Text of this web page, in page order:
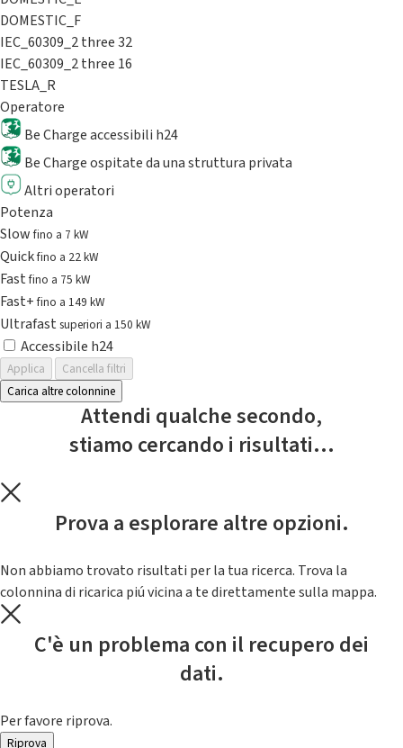
DOMESTIC_F
IEC_60309_2 three 32
IEC_60309_2 three 16
TESLA_R
Operatore
Be Charge accessibili h24
Be Charge ospitate da una struttura privata
Altri operatori
Potenza
Slowfino a 7 kW
Quickfino a 22 kW
Fastfino a 75 kW
Fast+fino a 149 kW
Ultrafast superiori a 150 kW
Accessibile h24
Applica
Cancella filtri
Carica altre colonnine
Attendi qualche secondo,
stiamo cercando i risultati...
Prova a esplorare altre opzioni.
Non abbiamo trovato risultati per la tua ricerca. Trova la
colonnina di ricarica piú vicina a te direttamente sulla mappa.
C'è un problema con il recupero dei
dati.
Per favore riprova.
Riprova